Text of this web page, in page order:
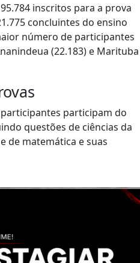
inscritos para a prova
concluintes do ensino
número de participantes
(22.183) e Marituba
participam do
questões de ciências da
de matemática e suas